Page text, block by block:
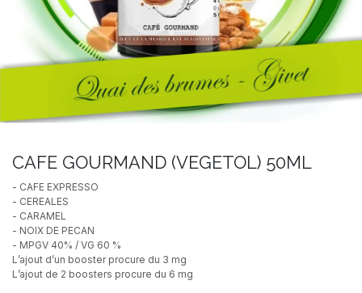
CAFE GOURMAND (VEGETOL) 50ML
- CAFE EXPRESSO
- CEREALES
- CARAMEL
- NOIX DE PECAN
- MPGV 40% / VG 60 %
L’ajout d’un booster procure du 3 mg
L’ajout de 2 boosters procure du 6 mg